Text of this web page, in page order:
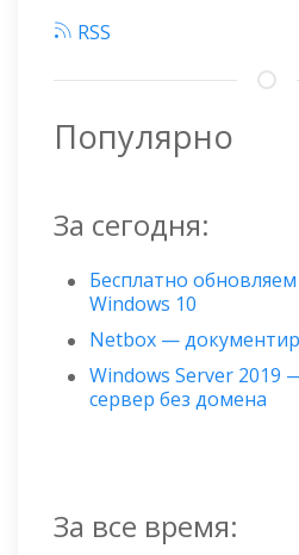
RSS
Популярно
За сегодня:
Бесплатно
Windows 10
Netbox —
Windows Server
сервер без домена
За все время: